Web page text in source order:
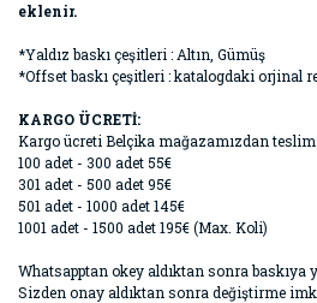
eklenir.
*Yaldız baskı çeşitleri : Altın, Gümüş
*Offset baskı çeşitleri : katalogdaki orjinal
KARGO ÜCRETİ:
Kargo ücreti Belçika mağazamızdan
100 adet - 300 adet 55€
301 adet - 500 adet 95€
501 adet - 1000 adet 145€
1001 adet - 1500 adet 195€ (Max. Koli)
Whatsapptan okey aldıktan sonra baskıya
Sizden onay aldıktan sonra değiştirme